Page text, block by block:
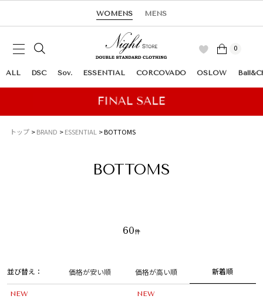
WOMENS MENS
0
ALL DSC Sov. ESSENTIAL CORCOVADO OSLOW
トップ BRAND ESSENTIAL BOTTOMS
BOTTOMS
並び替え 価格が安い順 価格が高い順 新着順
60
NEW NEW